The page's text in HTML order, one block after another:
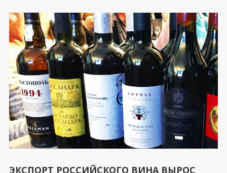
ЭКСПОРТ РОССИЙСКОГО ВИНА ВЫРОС